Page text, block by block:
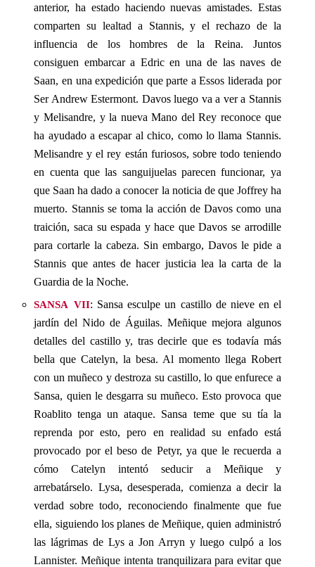
anterior, ha estado haciendo nuevas amistades. Estas
comparten su lealtad a Stannis, y el rechazo de la
influencia de los hombres de la Reina. Juntos
consiguen embarcar a Edric en una de las naves de
Saan, en una expedición que parte a Essos liderada por
Ser Andrew Estermont. Davos luego va a ver a Stannis
y Melisandre, y la nueva Mano del Rey reconoce que
ha ayudado a escapar al chico, como lo llama Stannis.
Melisandre y el rey están furiosos, sobre todo teniendo
en cuenta que las sanguijuelas parecen funcionar, ya
que Saan ha dado a conocer la noticia de que Joffrey ha
muerto. Stannis se toma la acción de Davos como una
traición, saca su espada y hace que Davos se arrodille
para cortarle la cabeza. Sin embargo, Davos le pide a
Stannis que antes de hacer justicia lea la carta de la
Guardia de la Noche.
sansa vii: Sansa esculpe un castillo de nieve en el
jardín del Nido de Águilas. Meñique mejora algunos
detalles del castillo y, tras decirle que es todavía más
bella que Catelyn, la besa. Al momento llega Robert
con un muñeco y destroza su castillo, lo que enfurece a
Sansa, quien le desgarra su muñeco. Esto provoca que
Roablito tenga un ataque. Sansa teme que su tía la
reprenda por esto, pero en realidad su enfado está
provocado por el beso de Petyr, ya que le recuerda a
cómo Catelyn intentó seducir a Meñique y
arrebatárselo. Lysa, desesperada, comienza a decir la
verdad sobre todo, reconociendo finalmente que fue
ella, siguiendo los planes de Meñique, quien administró
las lágrimas de Lys a Jon Arryn y luego culpó a los
Lannister. Meñique intenta tranquilizara para evitar que